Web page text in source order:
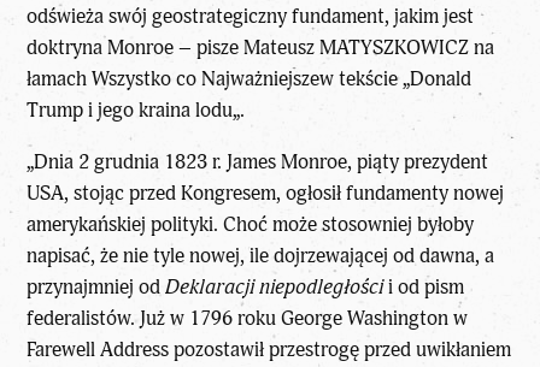
odświeża swój geostrategiczny fundament, jakim jest
doktryna Monroe – pisze Mateusz MATYSZKOWICZ na
łamachWszystko co Najważniejszew tekście „Donald
Trump i jego kraina lodu„.
„Dnia 2 grudnia 1823 r. James Monroe, piąty prezydent
USA, stojąc przed Kongresem, ogłosił fundamenty nowej
amerykańskiej polityki. Choć może stosowniej byłoby
napisać, że nie tyle nowej, ile dojrzewającej od dawna, a
przynajmniej odDeklaracji niepodległościi od pism
federalistów. Już w 1796 roku George Washington w
Farewell Address pozostawił przestrogę przed uwikłaniem